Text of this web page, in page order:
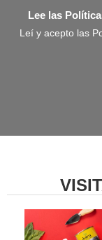
Lee las
Leí y acepto las